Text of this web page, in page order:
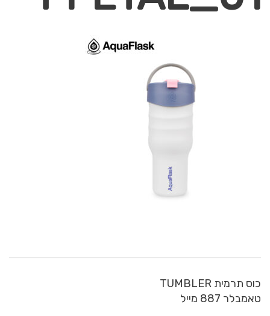
כוס תרמית TUMBLER
טאמבלר 887 מייל